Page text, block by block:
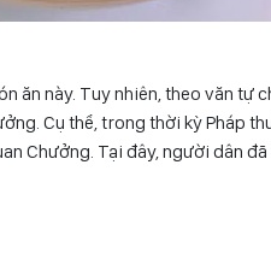
ăn này. Tuy nhiên, theo văn tự
Cụ thể, trong thời kỳ Pháp
Chưởng. Tại đây, người dân